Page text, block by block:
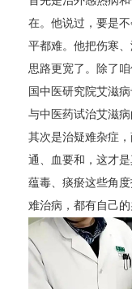
在。他说过，要是
平都难。他把伤寒
思路更宽了。除了
国中医研究院艾滋
与中医药试治艾滋病
其次是治疑难杂症
通、血要和，这才是
蕴毒、痰瘀这些角
难治病，都有自己的